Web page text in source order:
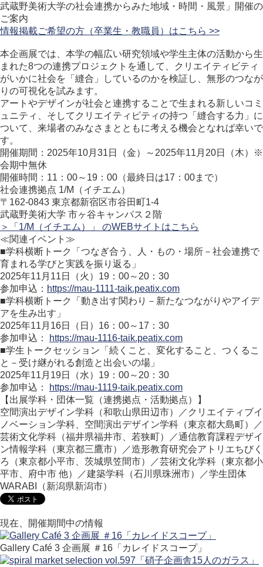
武蔵野美術大学の社会連携からみた地域・時間・風景」開催の
ご案内
情報掲載ご希望の方（卒業生・教職員）はこちら >>
本企画展では、本学の幅広い研究領域や学生主体の活動から生
まれた8つの連携プロジェクトを通して、クリエイティビティ
がいかに社会を「縫合」しているのかを検証し、無形のつなが
りの可視化を試みます。
アートやデザインが社会と連携することで生まれる新しいコミ
ュニティ、そしてクリエイティビティの持つ「縫合する力」に
ついて、来場者のみなさまとともに考える機会となれば幸いで
す。
開催期間：2025年10⽉31⽇（金）～2025年11⽉20⽇（木）※
会期中無休
開催時間：11：00～19：00（最終⽇は17：00まで）
社会連携拠点 1/M（イチエム）
〒162-0843 東京都新宿区市⾕⽥町1-4
武蔵野美術⼤学 市ヶ⾕キャンパス２階
＞「1/M（イチエム）」 のWEBサイトはこちら
≪関連イベント≫
■学科横断トーク「つなぎ合う、人・もの・場所－社会連携で
育まれる学びと実践を振り返る」
2025年11月11日（火）19：00～20：30
参加申込： https://mau-1111-taik.peatix.com
■学科横断トーク「動き出す関わり－新たなつながりやアイデ
アを生み出す」
2025年11月16日（日）16：00～17：30
参加申込：
https://mau-1116-taik.peatix.com
■学生トークセッション「続くこと、変化すること、つくるこ
と－受け継がれる創造と出会いの場」
2025年11月19日（水）19：00～20：30
参加申込：
https://mau-1119-taik.peatix.com
【出展学科・団体一覧（連携拠点・活動拠点）】
空間演出デザイン学科（和歌山県田辺市）／クリエイティブイ
ノベーション学科、空間演出デザイン学科（東京都大島町）／
芸術文化学科（福井県福井市、若狭町）／通信教育課程デザイ
ン情報学科（東京都三鷹市）／造形教育研究会アトリエちびく
ろ（東京都小平市、茨城県笠間市）／芸術文化学科（東京都小
平市、府中市 他）／建築学科（石川県珠洲市）／学生団体
WARABI（新潟県新潟市）
現在、開催期間中の情報
Gallery Café 3 企画展 ＃16「カレイドスコープ」